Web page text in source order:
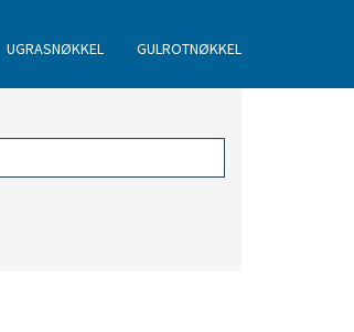
UGRASNØKKEL GULROTNØKKEL